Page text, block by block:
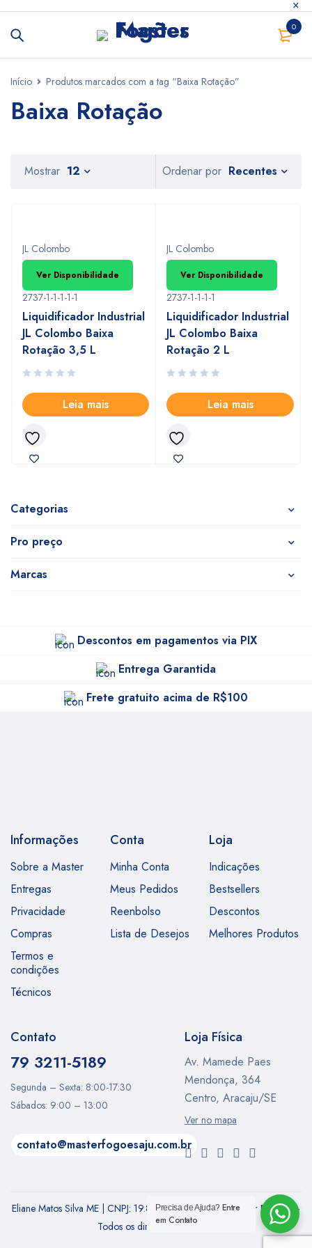
0
Início Produtos marcados com a tag “Baixa Rotação”
Baixa Rotação
Categorias
Pro preço
Marcas
Ordenar por Recentes
Mostrar 12
JL Colombo
Ver Disponibilidade
2737-1-1-1-1-1
Liquidificador Industrial
JL Colombo Baixa
Rotação 3,5 L
Leia mais
JL Colombo
Ver Disponibilidade
2737-1-1-1-1
Liquidificador Industrial
JL Colombo Baixa
Rotação 2 L
Leia mais
Descontos em pagamentos via PIX
Entrega Garantida
Frete gratuito acima de R$100
Informações
Sobre a Master
Entregas
Privacidade
Compras
Termos e
condições
Técnicos
Conta
Minha Conta
Meus Pedidos
Reenbolso
Lista de Desejos
Loja
Indicações
Bestsellers
Descontos
Melhores Produtos
Contato
79 3211-5189
Segunda – Sexta: 8:00-17:30
Sábados: 9:00 – 13:00
contato@masterfogoesaju.com.br
Loja Física
Av. Mamede Paes
Mendonça, 364
Centro, Aracaju/SE
Ver no mapa
Eliane Matos Silva ME | CNPJ: 19.852.310/0001-62 | Master Fogões –
Todos os direitos Reservados
Precisa de Ajuda? Entre
em Contato